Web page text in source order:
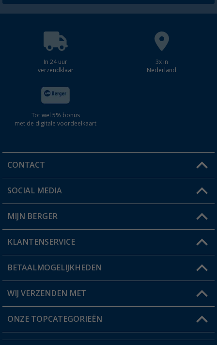
In 24 uur
verzendklaar
3x in
Nederland
Tot wel 5% bonus
met de digitale voordeelkaart
CONTACT
Een vraag?
Winkel vinden
SOCIAL MEDIA
MIJN BERGER
Mijn account
Status bestelling
Verlanglijstje
KLANTENSERVICE
FAQ & Contact
Verzendinformatie
Catalogus
BETAALMOGELIJKHEDEN
WIJ VERZENDEN MET
ONZE TOPCATEGORIEËN